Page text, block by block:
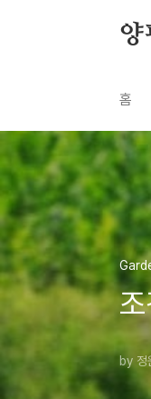
양
홈
by 정